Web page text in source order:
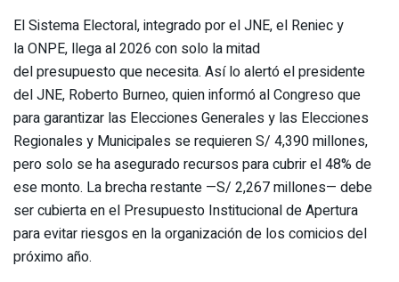
El Sistema Electoral, integrado por el JNE, el Reniec y
la ONPE, llega al 2026 con solo la mitad
del presupuesto que necesita. Así lo alertó el presidente
del JNE, Roberto Burneo, quien informó al Congreso que
para garantizar las Elecciones Generales y las Elecciones
Regionales y Municipales se requieren S/ 4,390 millones,
pero solo se ha asegurado recursos para cubrir el 48% de
ese monto. La brecha restante —S/ 2,267 millones— debe
ser cubierta en el Presupuesto Institucional de Apertura
para evitar riesgos en la organización de los comicios del
próximo año.